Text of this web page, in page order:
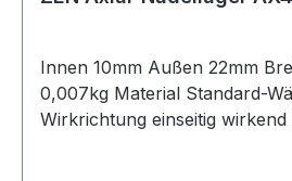
Innen 10mm Außen 22mm
0,007kg Material Standard-
Wirkrichtung einseitig wirkend